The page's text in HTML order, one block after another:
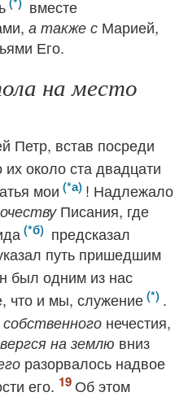
вместе
а также с Марией,
Его.
на место
Петр, встав посреди
около ста двадцати
мои
! Надлежало
Писания, где
предсказал
путь пришедшим
был одним из нас
что и мы, служение
.
собственного нечестия,
на землю вниз
разорвалось надвое
его.
Об этом